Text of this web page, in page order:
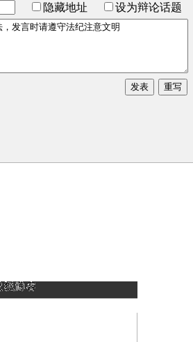
隐藏地址 设为辩论话题